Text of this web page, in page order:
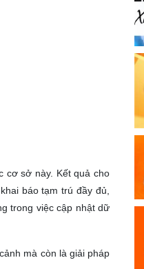
cơ sở này. Kết quả cho
báo tạm trú đầy đủ,
trong việc cập nhật dữ
mà còn là giải pháp